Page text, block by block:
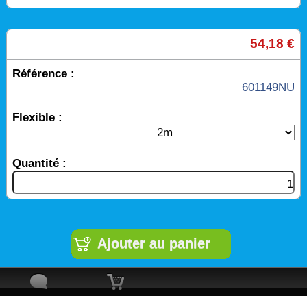
54,18 €
Référence :
601149NU
Flexible :
Quantité :